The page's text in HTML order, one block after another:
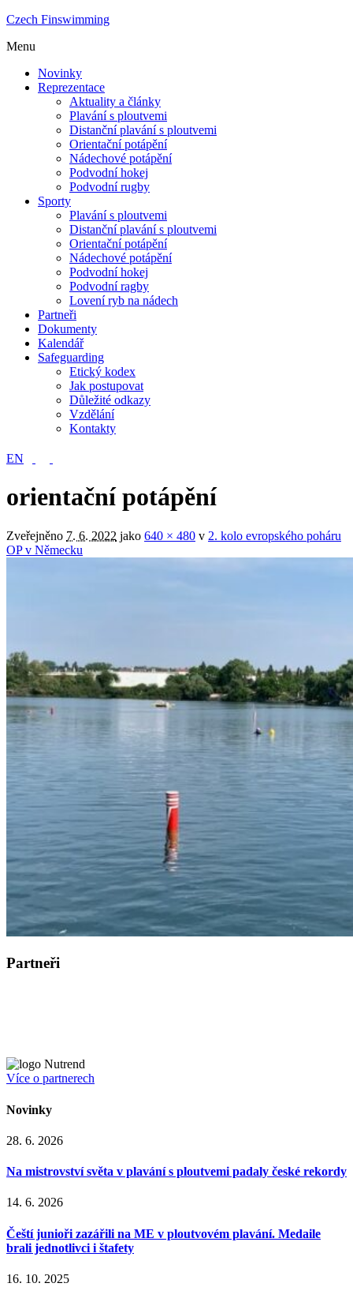
Czech Finswimming
Menu
Novinky
Reprezentace
Aktuality a články
Plavání s ploutvemi
Distanční plavání s ploutvemi
Orientační potápění
Nádechové potápění
Podvodní hokej
Podvodní rugby
Sporty
Plavání s ploutvemi
Distanční plavání s ploutvemi
Orientační potápění
Nádechové potápění
Podvodní hokej
Podvodní ragby
Lovení ryb na nádech
Partneři
Dokumenty
Kalendář
Safeguarding
Etický kodex
Jak postupovat
Důležité odkazy
Vzdělání
Kontakty
EN
orientační potápění
Zveřejněno 7. 6. 2022 jako 640 × 480 v 2. kolo evropského poháru
OP v Německu
Partneři
Více o partnerech
Novinky
28. 6. 2026
Na mistrovství světa v plavání s ploutvemi padaly české rekordy
14. 6. 2026
Čeští junioři zazářili na ME v ploutvovém plavání. Medaile
brali jednotlivci i štafety
16. 10. 2025